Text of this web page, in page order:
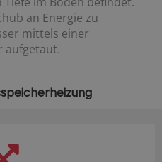
an Energie zu
mittels einer
aufgetaut.